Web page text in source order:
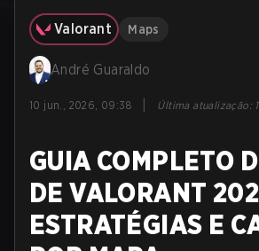
Valorant Maps
André Guaraldo
10 jun., 2026, 09:38 Última atualização:
GUIA COMPLETO
DE VALORANT
ESTRATÉGIAS E